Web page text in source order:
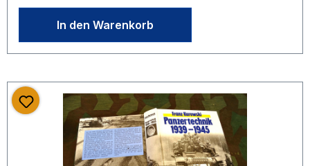
In den Warenkorb